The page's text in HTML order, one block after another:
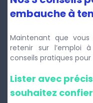
embauche à
Maintenant que
retenir sur l’emploi
conseils pratiques
Lister avec
souhaitez confier